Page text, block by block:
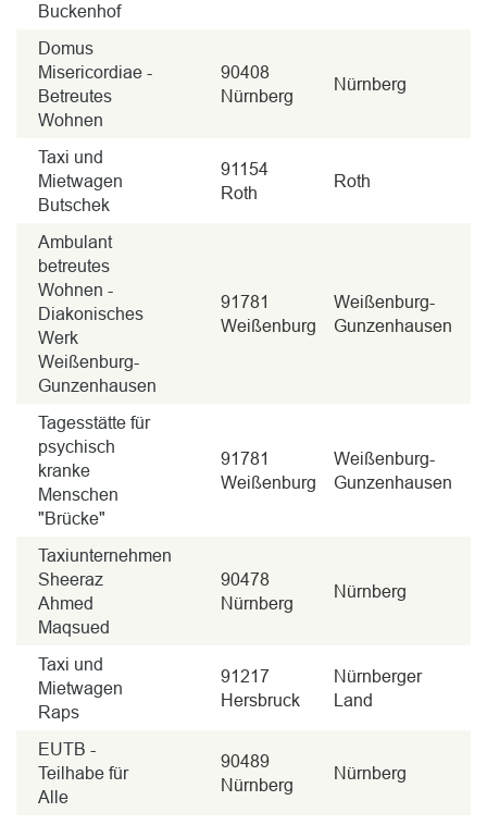
Buckenhof
Domus
Misericordiae -
Betreutes
Wohnen
90408
Nürnberg
Nürnberg
Taxi und
Mietwagen
Butschek
91154
Roth
Roth
Ambulant
betreutes
Wohnen -
Diakonisches
Werk
Weißenburg-
Gunzenhausen
91781
Weißenburg
Weißenburg-
Gunzenhausen
Tagesstätte für
psychisch
kranke
Menschen
"Brücke"
91781
Weißenburg
Weißenburg-
Gunzenhausen
Taxiunternehmen
Sheeraz
Ahmed
Maqsued
90478
Nürnberg
Nürnberg
Taxi und
Mietwagen
Raps
91217
Hersbruck
Nürnberger
Land
EUTB -
Teilhabe für
Alle
90489
Nürnberg
Nürnberg